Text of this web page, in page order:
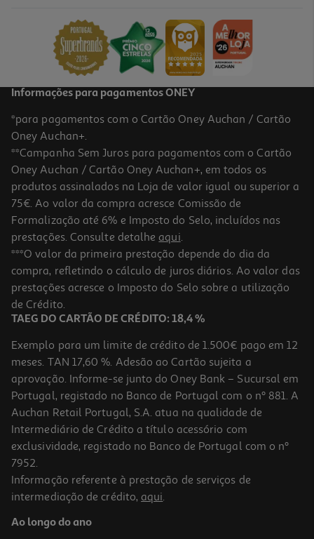
Informações para pagamentos ONEY
*para pagamentos com o Cartão Oney Auchan / Cartão
Oney Auchan+.
**Campanha Sem Juros para pagamentos com o Cartão
Oney Auchan / Cartão Oney Auchan+, em todos os
produtos assinalados na Loja de valor igual ou superior a
75€. Ao valor da compra acresce Comissão de
Formalização até 6% e Imposto do Selo, incluídos nas
prestações. Consulte detalhe aqui.
***O valor da primeira prestação depende do dia da
compra, refletindo o cálculo de juros diários. Ao valor das
prestações acresce o Imposto do Selo sobre a utilização
de Crédito.
TAEG DO CARTÃO DE CRÉDITO: 18,4 %
Exemplo para um limite de crédito de 1.500€ pago em 12
meses. TAN 17,60 %. Adesão ao Cartão sujeita a
aprovação. Informe-se junto do Oney Bank – Sucursal em
Portugal, registado no Banco de Portugal com o nº 881. A
Auchan Retail Portugal, S.A. atua na qualidade de
Intermediário de Crédito a título acessório com
exclusividade, registado no Banco de Portugal com o nº
7952.
Informação referente à prestação de serviços de
intermediação de crédito, aqui.
Ao longo do ano